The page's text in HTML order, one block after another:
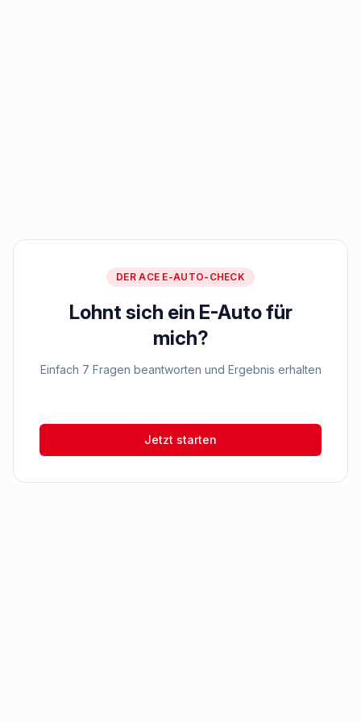
DER ACE E-AUTO-CHECK
Lohnt sich ein E-Auto für
mich?
Einfach 7 Fragen beantworten und Ergebnis erhalten
Jetzt starten